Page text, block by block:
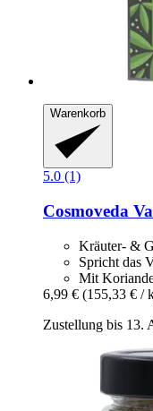
Warenkorb
5.0 (1)
Cosmoveda
Kräuter- &
Spricht das
Mit
6,99 € (155,33 € /
Zustellung bis 13.